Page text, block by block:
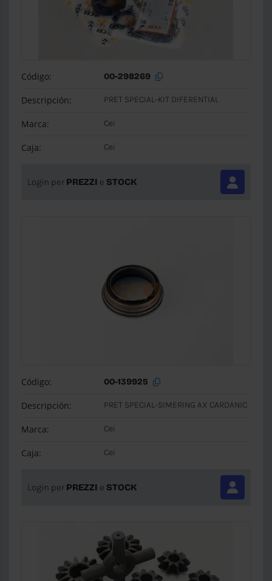
Código: 00-298269
Descripción: PRET SPECIAL-KIT DIFERENTIAL
Marca: Cei
Caja: Cei
Login per PREZZI e STOCK
Código: 00-139925
Descripción: PRET SPECIAL-SIMERING AX CARDANIC
Marca: Cei
Caja: Cei
Login per PREZZI e STOCK